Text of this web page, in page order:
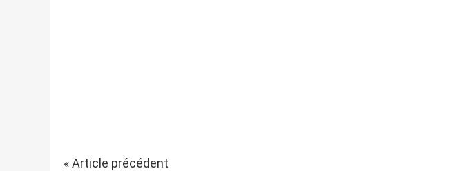
« Article précédent